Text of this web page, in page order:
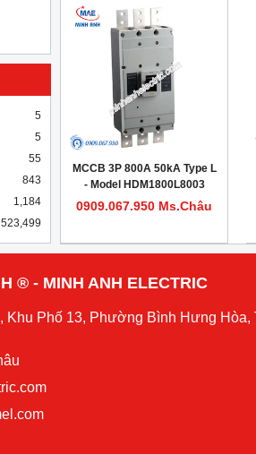
5
5
55
843
1,184
523,499
MCCB 3P 800A 50kA Type L
- Model HDM1800L8003
0909.067.950 Ms.Châu
® - MINH ANH ELECTRIC
Phố 13, Phường Bình Hưng Hòa,